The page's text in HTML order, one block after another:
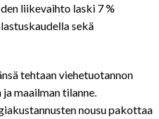
liikevaihto laski 7 %
sekä
tehtaan viehetuotannon
maailman tilanne.
nousu pakottaa